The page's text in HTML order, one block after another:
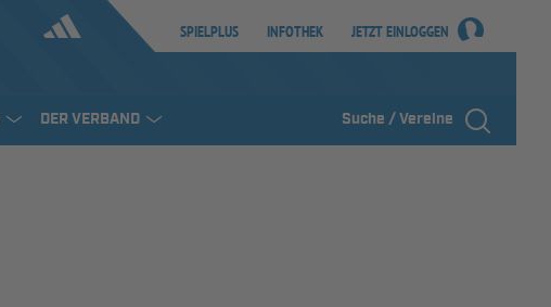
SPIELPLUS INFOTHEK JETZT EINLOGGEN
DER VERBAND Suche / Vereine